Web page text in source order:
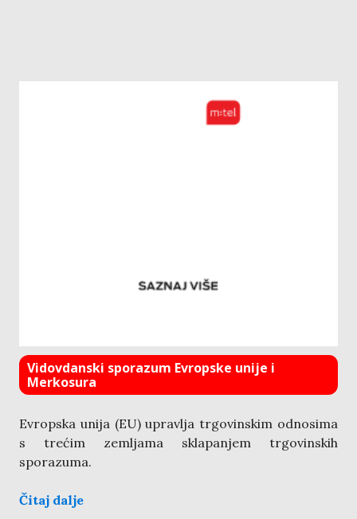
Vidovdanski sporazum Evropske unije i
Merkosura
Evropska unija (EU) upravlja trgovinskim odnosima
s trećim zemljama sklapanjem trgovinskih
sporazuma.
Čitaj dalje